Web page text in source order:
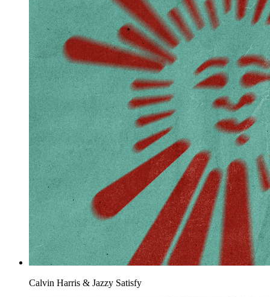
Calvin Harris & Jazzy Satisfy